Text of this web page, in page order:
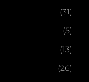
(31)
(5)
(13)
(26)